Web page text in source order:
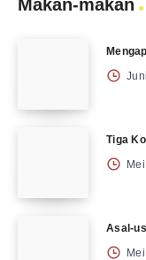
Makan-makan
Tiga
Asal-